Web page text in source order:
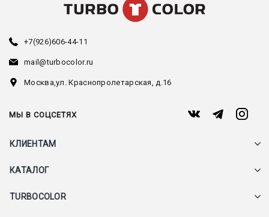
+7(926)606-44-11
mail@turbocolor.ru
Москва,ул. Краснопролетарская, д.16
МЫ В СОЦСЕТЯХ
КЛИЕНТАМ
КАТАЛОГ
TURBOCOLOR